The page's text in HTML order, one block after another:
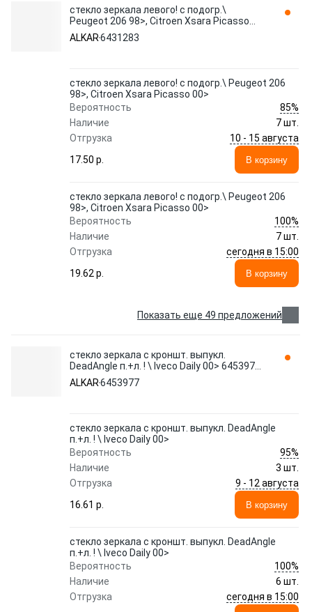
стекло зеркала левого! с подогр.\
Peugeot 206 98>, Citroen Xsara Picasso
00> 6431283 ALKAR
ALKAR6431283
стекло зеркала левого! с подогр.\ Peugeot 206
98>, Citroen Xsara Picasso 00>
Вероятность
85%
Наличие
7 шт.
Отгрузка
10 - 15 августа
17.50 p.
В корзину
стекло зеркала левого! с подогр.\ Peugeot 206
98>, Citroen Xsara Picasso 00>
Вероятность
100%
Наличие
7 шт.
Отгрузка
сегодня в 15:00
19.62 p.
В корзину
Показать еще 49 предложений
стекло зеркала с кроншт. выпукл.
DeadAngle п.+л. ! \ Iveco Daily 00> 6453977
ALKAR
ALKAR6453977
стекло зеркала с кроншт. выпукл. DeadAngle
п.+л. ! \ Iveco Daily 00>
Вероятность
95%
Наличие
3 шт.
Отгрузка
9 - 12 августа
16.61 p.
В корзину
стекло зеркала с кроншт. выпукл. DeadAngle
п.+л. ! \ Iveco Daily 00>
Вероятность
100%
Наличие
6 шт.
Отгрузка
сегодня в 15:00